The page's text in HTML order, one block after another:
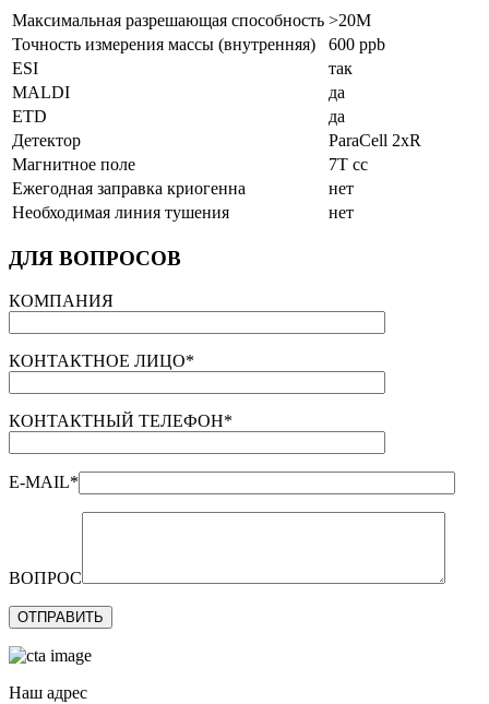
Максимальная разрешающая способность >20M
Точность измерения массы (внутренняя)
600 ppb
ESI
так
MALDI
да
ETD
да
Детектор
ParaCell 2xR
Магнитное поле
7T cc
Ежегодная заправка криогенна
нет
Необходимая линия тушения
нет
ДЛЯ ВОПРОСОВ
КОМПАНИЯ
КОНТАКТНОЕ ЛИЦО*
КОНТАКТНЫЙ ТЕЛЕФОН*
E-MAIL*
ВОПРОС
Наш адрес